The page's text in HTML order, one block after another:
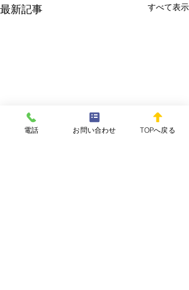
最新記事 すべて表示
電話 お問い合わせ TOPへ戻る